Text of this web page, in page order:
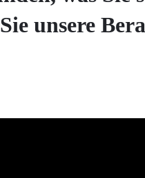
unsere